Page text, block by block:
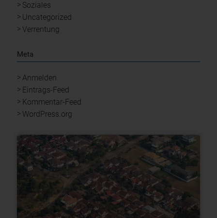
Soziales
Uncategorized
Verrentung
Meta
Anmelden
Eintrags-Feed
Kommentar-Feed
WordPress.org